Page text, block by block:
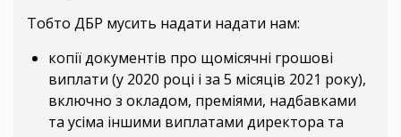
Тобто ДБР мусить надати надати нам:
копії документів про щомісячні грошові
виплати (у 2020 році і за 5 місяців 2021 року),
включно з окладом, преміями, надбавками
та усіма іншими виплатами директора та